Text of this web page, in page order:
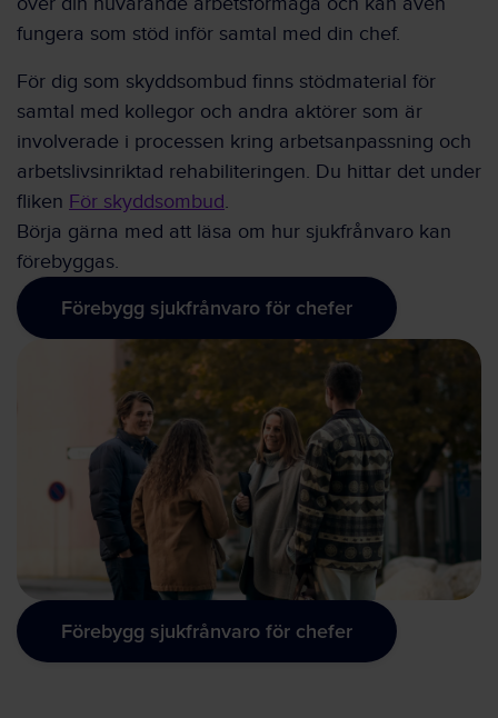
fungera som stöd inför samtal med din chef.
För dig som skyddsombud finns stödmaterial för
samtal med kollegor och andra aktörer som är
involverade i processen kring arbetsanpassning och
arbetslivsinriktad rehabiliteringen. Du hittar det under
fliken För skyddsombud.
Börja gärna med att läsa om hur sjukfrånvaro kan
förebyggas.
Förebygg sjukfrånvaro för chefer
Förebygg sjukfrånvaro för chefer